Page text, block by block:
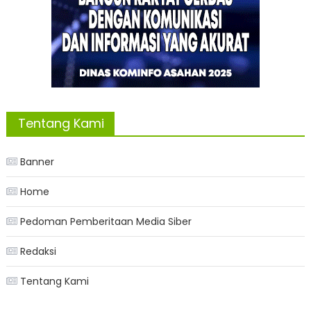
Tentang Kami
Banner
Home
Pedoman Pemberitaan Media Siber
Redaksi
Tentang Kami